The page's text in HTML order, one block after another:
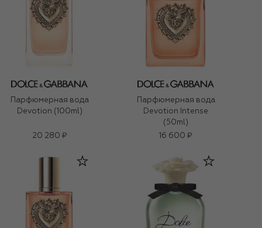
Парфюмерная вода
Devotion (100ml)
20 280 ₽
Парфюмерная вода
Devotion Intense
(50ml)
16 600 ₽